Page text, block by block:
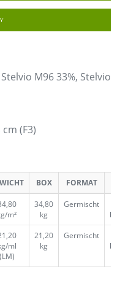
M96 33%, Stelvio
cm (F3)
BOX FORMAT
m²
34,80
kg
Germischt
ml
(LM)
21,20
kg
Germischt